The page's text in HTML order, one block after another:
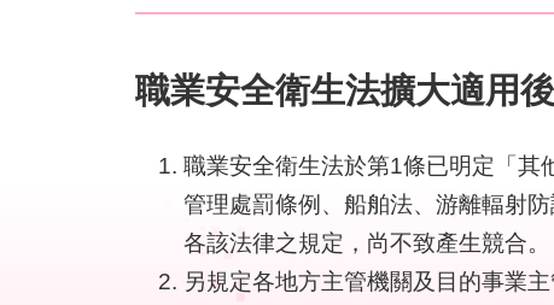
職業安全衛生法擴大適用
職業安全衛生法於第1條已明定「其
管理處罰條例、船舶法、游離輻射
各該法律之規定，尚不致產生競合。
另規定各地方主管機關及目的事業